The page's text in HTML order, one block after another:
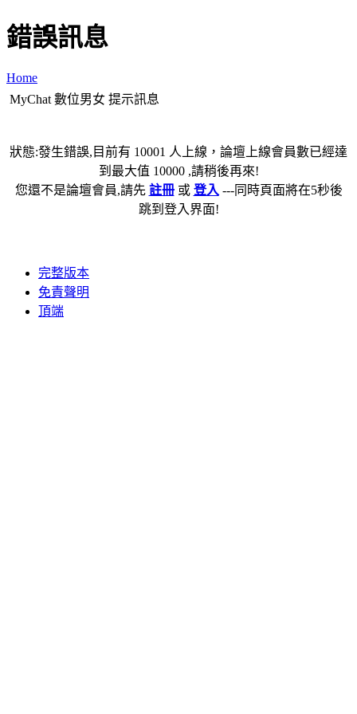
錯誤訊息
Home
MyChat 數位男女 提示訊息
狀態:發生錯誤,目前有 10001 人上線，論壇上線會員數已經達
到最大值 10000 ,請稍後再來!
您還不是論壇會員,請先 註冊或 登入 ---同時頁面將在5秒後
跳到登入界面!
完整版本
免責聲明
頂端